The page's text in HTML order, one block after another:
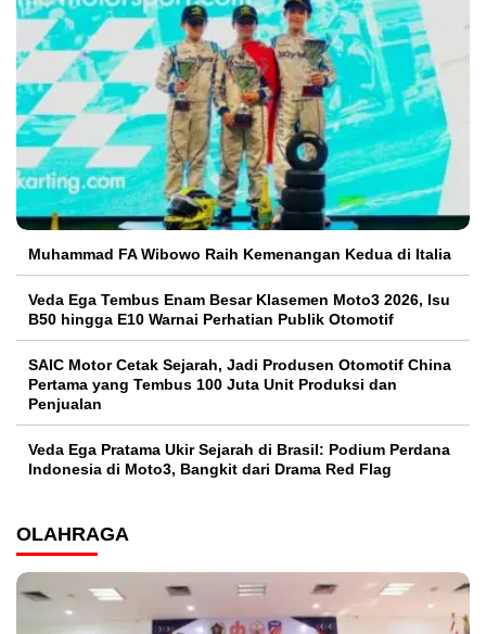
Muhammad FA Wibowo Raih Kemenangan Kedua di Italia
Veda Ega Tembus Enam Besar Klasemen Moto3 2026, Isu
B50 hingga E10 Warnai Perhatian Publik Otomotif
SAIC Motor Cetak Sejarah, Jadi Produsen Otomotif China
Pertama yang Tembus 100 Juta Unit Produksi dan
Penjualan
Veda Ega Pratama Ukir Sejarah di Brasil: Podium Perdana
Indonesia di Moto3, Bangkit dari Drama Red Flag
OLAHRAGA